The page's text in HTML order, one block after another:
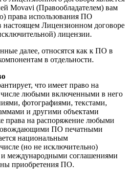
Movavi (Правообладателем) вам
права использования ПО
настоящем Лицензионном договоре
лицензии.
далее, относятся как к ПО в
в отдельности.
что имеет право на
любыми включенными в него
фотографиями, текстами,
и другими объектами
права на распоряжение любыми
ПО печатными
национальным
(но не исключительно)
международными соглашениями
приобретения ПО.